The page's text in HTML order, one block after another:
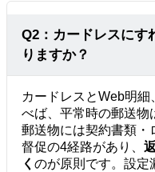
Q2：カードレスにす
りますか？
カードレスとWeb明
べば、平常時の郵送物
郵送物には契約書類・
督促の4経路があり、
く のが原則です。設定